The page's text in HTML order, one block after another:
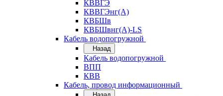
КВВГЭ
КВВГЭнг(А)
КВБШв
КВБШвнг(А)-LS
Кабель водопогружной
Назад
Кабель водопогружной
ВПП
КВВ
Кабель, провод информационный